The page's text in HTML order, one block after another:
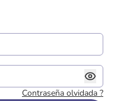
Contraseña olvidada ?